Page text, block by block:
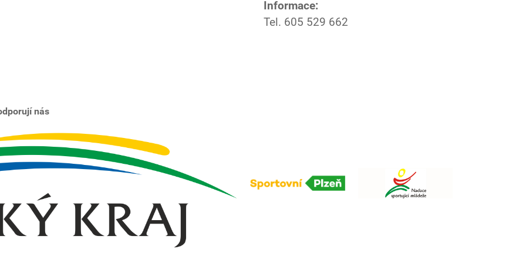
Informace:
Tel. 605 529 662
nás